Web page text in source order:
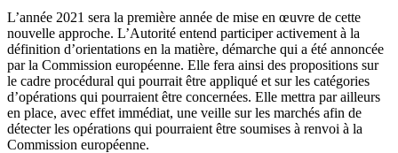
L’année 2021 sera la première année de mise en œuvre de cette
nouvelle approche. L’Autorité entend participer activement à la
définition d’orientations en la matière, démarche qui a été annoncée
par la Commission européenne. Elle fera ainsi des propositions sur
le cadre procédural qui pourrait être appliqué et sur les catégories
d’opérations qui pourraient être concernées. Elle mettra par ailleurs
en place, avec effet immédiat, une veille sur les marchés afin de
détecter les opérations qui pourraient être soumises à renvoi à la
Commission européenne.